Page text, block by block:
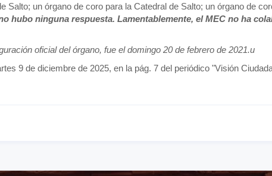
Salto; un órgano de coro para la Catedral de Salto; un órgano de
hubo ninguna respuesta. Lamentablemente, el MEC no ha
oficial del órgano, fue el domingo 20 de febrero de 2021.u
9 de diciembre de 2025, en la pág. 7 del periódico "Visión